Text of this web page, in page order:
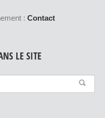
: Contact
LE SITE